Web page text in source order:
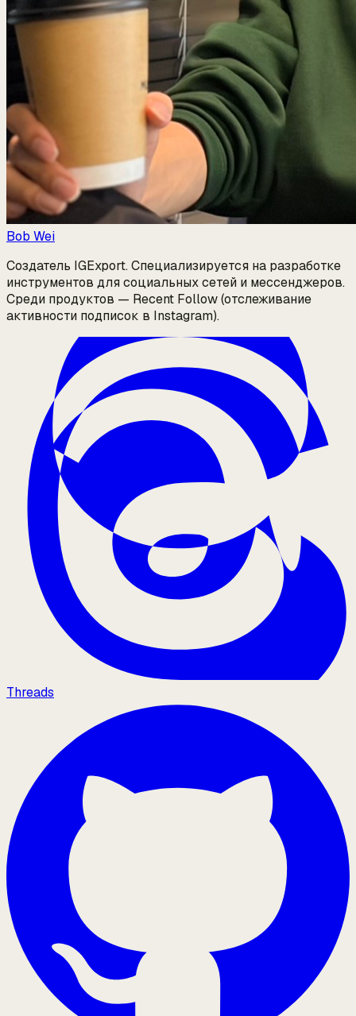
Bob Wei
Создатель IGExport. Специализируется на разработке
инструментов для социальных сетей и мессенджеров.
Среди продуктов — Recent Follow (отслеживание
активности подписок в Instagram).
Threads